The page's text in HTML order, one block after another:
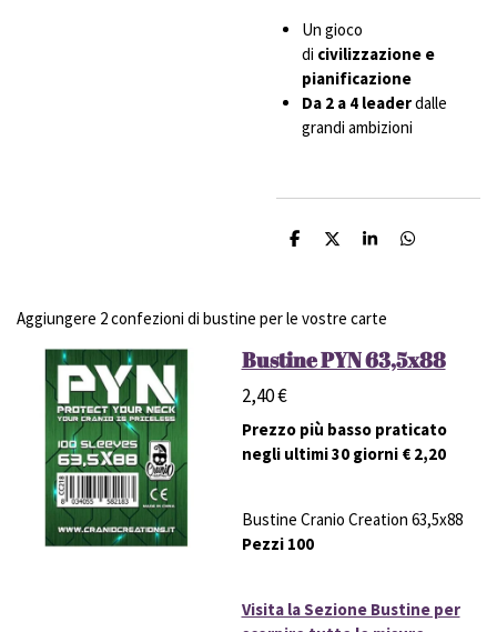
Un gioco
di civilizzazione e
pianificazione
Da 2 a 4 leaderdalle
grandi ambizioni
C
i
v
d
C
i
v
d
C
i
v
d
C
d
Aggiungere 2 confezioni di bustine per le vostre carte
Bustine PYN 63,5x88
2,40 €
Prezzo più basso praticato
negli ultimi 30 giorni € 2,20
Bustine Cranio Creation 63,5x88
Pezzi 100
Visita la Sezione Bustine per